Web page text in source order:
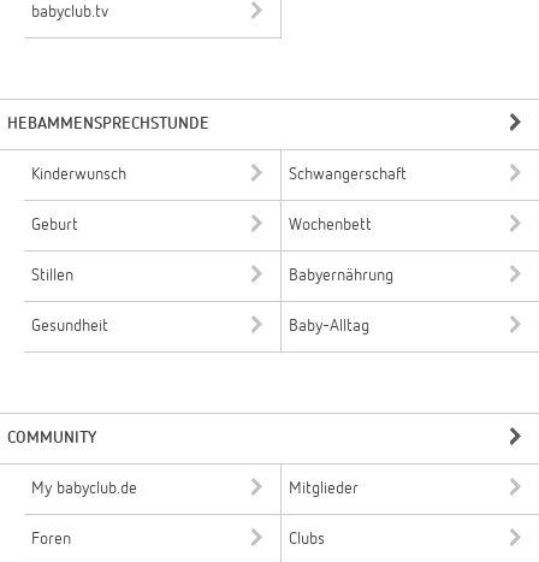
babyclub.tv
HEBAMMENSPRECHSTUNDE
Kinderwunsch Schwangerschaft
Geburt Wochenbett
Stillen Babyernährung
Gesundheit Baby-Alltag
COMMUNITY
My babyclub.de Mitglieder
Foren Clubs